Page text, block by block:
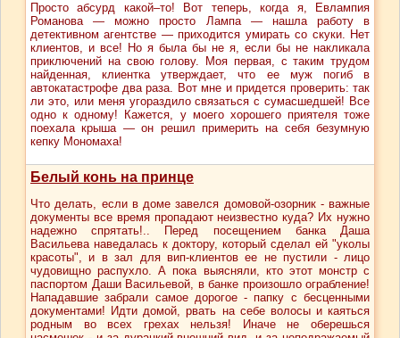
Просто абсурд какой–то! Вот теперь, когда я, Евлампия
Романова — можно просто Лампа — нашла работу в
детективном агентстве — приходится умирать со скуки. Нет
клиентов, и все! Но я была бы не я, если бы не накликала
приключений на свою голову. Моя первая, с таким трудом
найденная, клиентка утверждает, что ее муж погиб в
автокатастрофе два раза. Вот мне и придется проверить: так
ли это, или меня угораздило связаться с сумасшедшей! Все
одно к одному! Кажется, у моего хорошего приятеля тоже
поехала крыша — он решил примерить на себя безумную
кепку Мономаха!
Белый конь на принце
Что делать, если в доме завелся домовой-озорник - важные
документы все время пропадают неизвестно куда? Их нужно
надежно спрятать!.. Перед посещением банка Даша
Васильева наведалась к доктору, который сделал ей "уколы
красоты", и в зал для вип-клиентов ее не пустили - лицо
чудовищно распухло. А пока выясняли, кто этот монстр с
паспортом Даши Васильевой, в банке произошло ограбление!
Нападавшие забрали самое дорогое - папку с бесценными
документами! Идти домой, рвать на себе волосы и каяться
родным во всех грехах нельзя! Иначе не оберешься